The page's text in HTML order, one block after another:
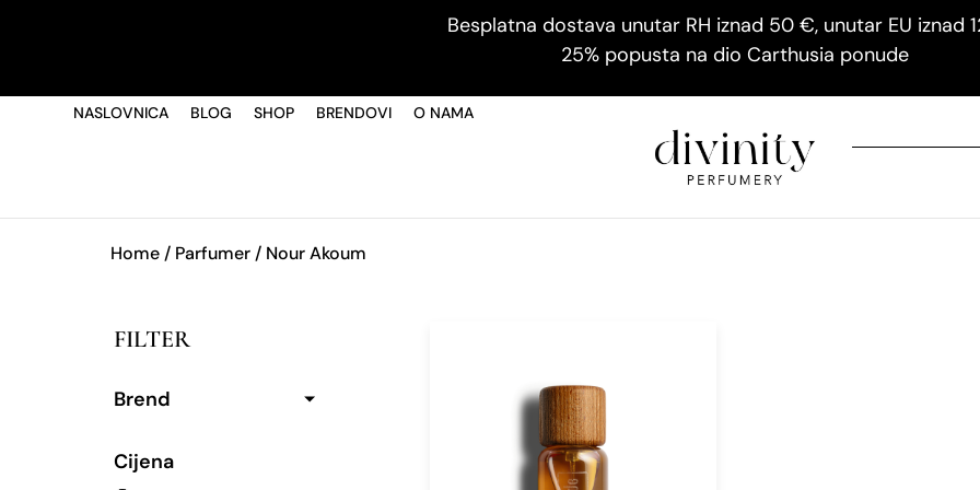
Besplatna dostava unutar RH iznad 50 €, unutar EU iznad
25% popusta na dio Carthusia ponude
NASLOVNICA BLOG SHOP BRENDOVI O NAMA
Home/ Parfumer / Nour Akoum
FILTER
Brend
Cijena